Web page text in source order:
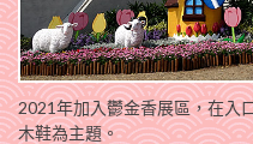
2021年加入鬱金香展區，在入
木鞋為主題。